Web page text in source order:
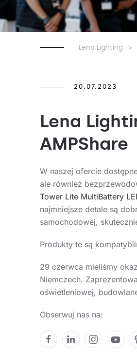
Lena Lighting
20.07.2023
Lena
AMPShare
W naszej ofercie
ale również
Tower Lite MultiBattery
najmniejsze detale są
samochodowej,
Produkty te są
29 czerwca mieliśmy
Niemczech.
oświetleniowej,
Obserwuj nas na: